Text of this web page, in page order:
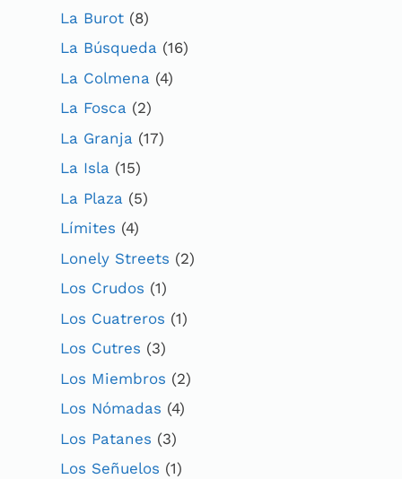
La Burot (8)
La Búsqueda (16)
La Colmena (4)
La Fosca (2)
La Granja (17)
La Isla (15)
La Plaza (5)
Límites (4)
Lonely Streets (2)
Los Crudos (1)
Los Cuatreros (1)
Los Cutres (3)
Los Miembros (2)
Los Nómadas (4)
Los Patanes (3)
Los Señuelos (1)